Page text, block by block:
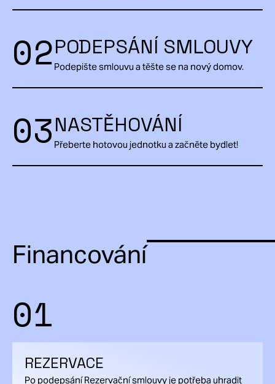
02PODEPSÁNÍ SMLOUVY
Podepište smlouvu a těšte se na nový domov.
03NASTĚHOVÁNÍ
Přeberte hotovou jednotku a začněte bydlet!
Financování
01
REZERVACE
Po podepsání Rezervační smlouvy je potřeba uhradit